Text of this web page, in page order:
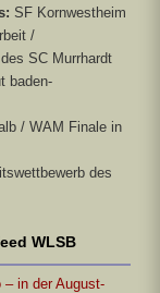
SF Kornwestheim
/
SC Murrhardt
baden-
/ WAM Finale in
des
WLSB
– in der August-